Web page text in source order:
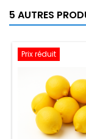
5 AUTRES
Prix réduit